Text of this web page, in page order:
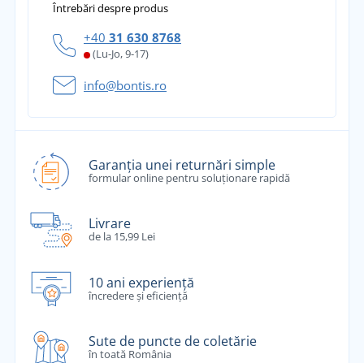
Întrebări despre produs
+40 31 630 8768
(Lu-Jo, 9-17)
info@bontis.ro
Garanția unei returnări simple
formular online pentru soluționare rapidă
Livrare
de la 15,99 Lei
10 ani experiență
încredere și eficiență
Sute de puncte de coletărie
în toată România